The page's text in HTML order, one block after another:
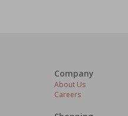
Company
About Us
Careers